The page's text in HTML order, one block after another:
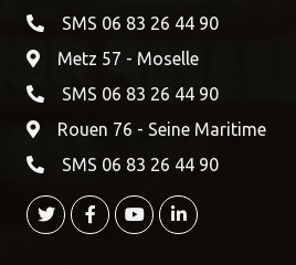
SMS 06 83 26 44 90
Metz 57 - Moselle
SMS 06 83 26 44 90
Rouen 76 - Seine Maritime
SMS 06 83 26 44 90